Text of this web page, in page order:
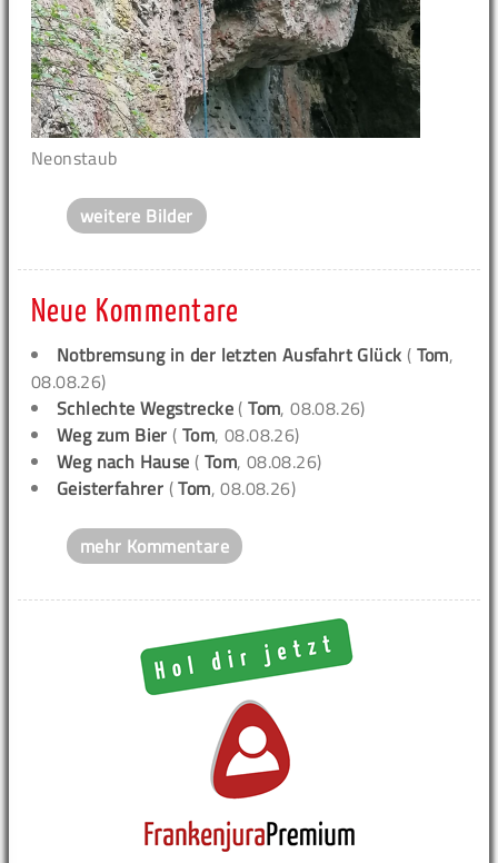
Neonstaub
weitere Bilder
Neue Kommentare
Notbremsung in der letzten Ausfahrt Glück ( Tom,
08.08.26)
Schlechte Wegstrecke (Tom, 08.08.26)
Weg zum Bier (Tom, 08.08.26)
Weg nach Hause ( Tom, 08.08.26)
Geisterfahrer (Tom, 08.08.26)
mehr Kommentare